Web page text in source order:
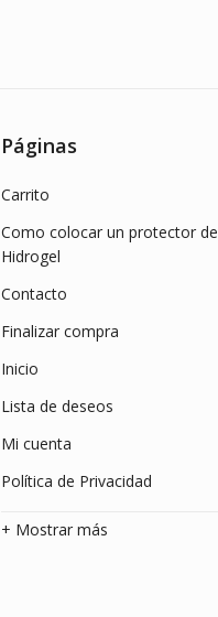
Páginas
Carrito
Como colocar un protector
Hidrogel
Contacto
Finalizar compra
Inicio
Lista de deseos
Mi cuenta
Política de Privacidad
+ Mostrar más